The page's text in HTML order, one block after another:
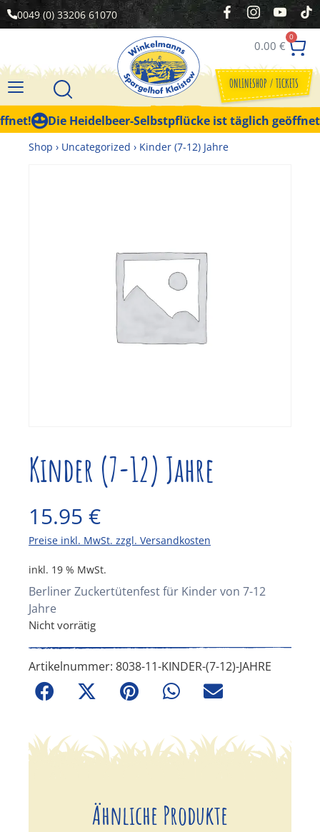
0049 (0) 33206 61070
0.00€
0
ONLINESHOP / TICKETS
Die Heidelbeer-Selbstpflücke ist täglich geöffnet!
Shop › Uncategorized › Kinder (7-12) Jahre
Kinder (7-12) Jahre
15.95 €
Preise inkl. MwSt. zzgl. Versandkosten
inkl. 19 % MwSt.
Berliner Zuckertütenfest für Kinder von 7-12
Jahre
Nicht vorrätig
Artikelnummer: 8038-11-KINDER-(7-12)-JAHRE
Ähnliche Produkte